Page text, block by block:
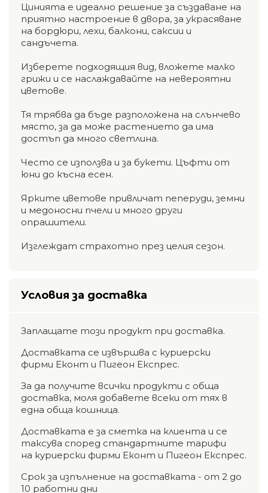
Цинията е идеално решение за създаване на
приятно настроение в двора, за украсяване
на бордюри, лехи, балкони, саксии и
сандъчета.
Изберете подходящия вид, вложете малко
грижи и се наслаждавайте на невероятни
цветове.
Тя трябва да бъде разположена на слънчево
място, за да може растението да има
достъп да много светлина.
Често се използва и за букети. Цъфти от
юни до късна есен.
Ярките цветове привличат пеперуди, земни
и медоносни пчели и много други
опрашители.
Изглеждат страхотно през целия сезон.
Условия за доставка
Заплащате този продукт при доставка.
Доставката се извършва с куриерски
фирми Еконт и Пигеон Експрес.
За да получите всички продукти с обща
доставка, моля добавете всеки от тях в
една обща кошница.
Доставката е за сметка на клиента и се
таксува според стандартните тарифи
на куриерски фирми Еконт и Пигеон Експрес.
Срок за изпълнение на доставката - от 2 до
10 работни дни